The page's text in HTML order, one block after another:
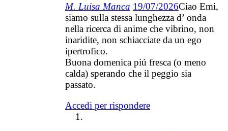
M. Luisa Manca 19/07/2026Ciao Emi,
siamo sulla stessa lunghezza d’ onda
nella ricerca di anime che vibrino, non
inaridite, non schiacciate da un ego
ipertrofico.
Buona domenica piú fresca (o meno
calda) sperando che il peggio sia
passato.
Accedi per rispondere